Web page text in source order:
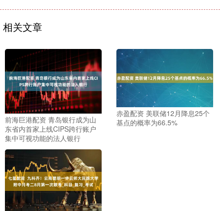
相关文章
前海巨港配资 青岛银行成为山
东省内首家上线CIPS跨行账户
集中可视功能的法人银行
赤盈配资 美联储12月降息25个
基点的概率为66.5%